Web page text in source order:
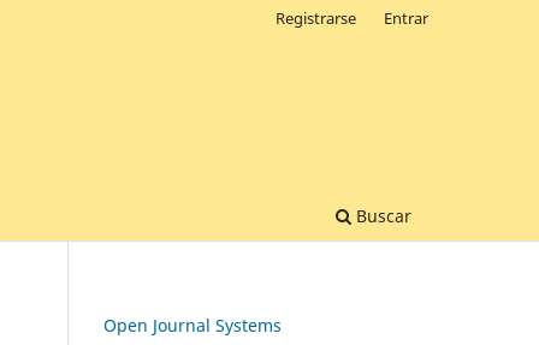
Buscar
Registrarse Entrar
Open Journal Systems